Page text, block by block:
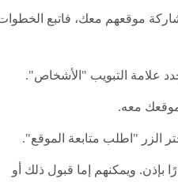
موقعهم معك، فاتبع
علامة التبويب "الأشخاص".
معه.
الزر "اطلب متابعة الموقع".
بإذن. ويمكنهم إما قبول ذلك أو